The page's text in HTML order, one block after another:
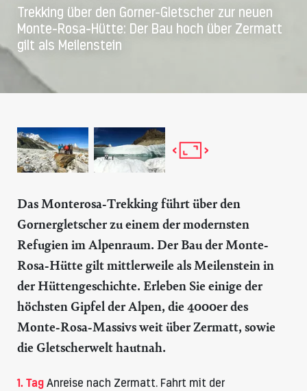
Trekking über den Gorner-Gletscher zur neuen
Monte-Rosa-Hütte: Der Bau hoch über Zermatt
gilt als Meilenstein
Das Monterosa-Trekking führt über den
Gornergletscher zu einem der modernsten
Refugien im Alpenraum. Der Bau derMonte-
Rosa-Hütte gilt mittlerweile als Meilenstein in
der Hüttengeschichte. Erleben Sie einige der
höchsten Gipfel der Alpen, die 4000er des
Monte-Rosa-Massivs weit über Zermatt, sowie
die Gletscherwelt hautnah.
1. Tag Anreise nach Zermatt. Fahrt mit der